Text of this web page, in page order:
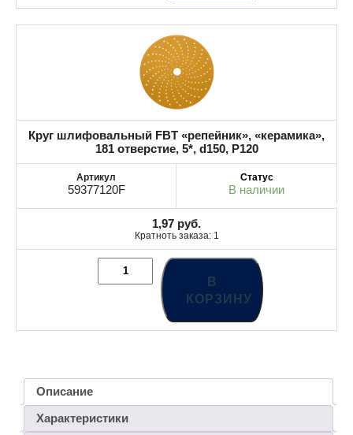
Круг шлифовальный FBT «репейник», «керамика»,
181 отверстие, 5*, d150, P120
59377120F В наличии
1,97 руб.
Кратноть заказа: 1
В
КОРЗИНУ
Описание
Характеристики